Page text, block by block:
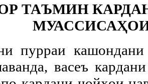
ТАЪМИН
пурраи
васеъ